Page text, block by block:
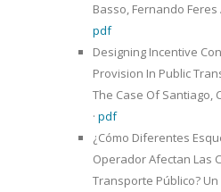
Basso, Fernando Feres
pdf
Designing Incentive
Provision In Public
The Case Of Santiago,
· pdf
¿Cómo Diferentes
Operador Afectan Las
Transporte Público?